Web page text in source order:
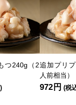
つ240g（2追加プリ
人前相当）
972円 (税